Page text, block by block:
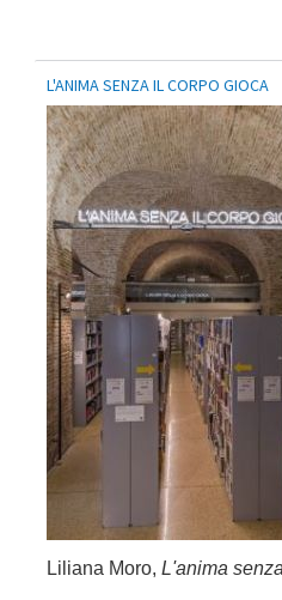
L'ANIMA SENZA IL CORPO GIOCA
Liliana Moro, L'anima